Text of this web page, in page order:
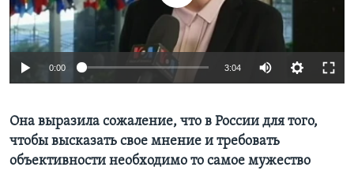
Learning English
СОЦИАЛЬНЫЕ СЕТИ
Языки
0:00 3:04
Она выразила сожаление, что в России для того,
чтобы высказать свое мнение и требовать
объективности необходимо то самое мужество